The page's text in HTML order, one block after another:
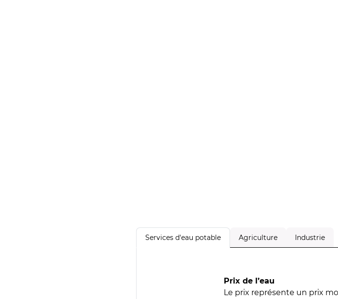
Services d'eau potable Agriculture Industrie
Prix de l’eau
Le prix représente un prix